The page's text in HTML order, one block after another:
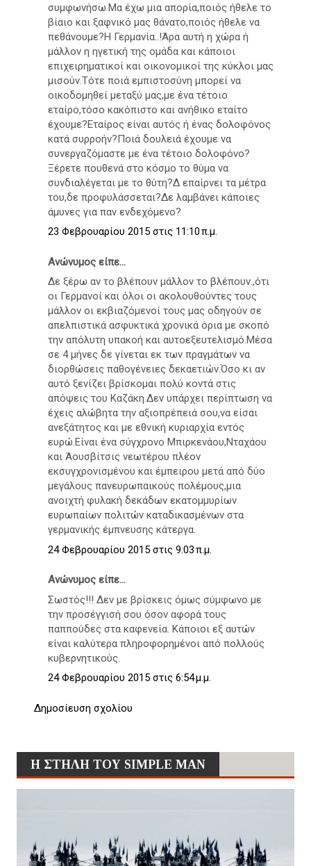
συμφωνήσω.Μα έχω μια απορία,ποιός ήθελε το
βίαιο και ξαφνικό μας θάνατο,ποιός ήθελε να
πεθάνουμε?Η Γερμανία..!Άρα αυτή η χώρα ή
μάλλον η ηγετική της ομάδα και κάποιοι
επιχειρηματικοί και οικονομικοί της κύκλοι μας
μισούν.Τότε ποιά εμπιστοσύνη μπορεί να
οικοδομηθεί μεταξύ μας,με ένα τέτοιο
εταίρο,τόσο κακόπιστο και ανήθικο εταίτο
έχουμε?Εταίρος είναι αυτός ή ένας δολοφόνος
κατά συρροήν?Ποιά δουλειά έχουμε να
συνεργαζόμαστε με ένα τέτοιο δολοφόνο?
Ξέρετε πουθενά στο κόσμο το θύμα να
συνδιαλέγεται με το θύτη?Δ επαίρνει τα μέτρα
του,δε προφυλάσσεται?Δε λαμβάνει κάποιες
άμυνες για παν ενδεχόμενο?
23 Φεβρουαρίου 2015 στις 11:10 π.μ.
Ανώνυμος είπε...
Δε ξέρω αν το βλέπουν μάλλον το βλέπουν.,ότι
οι Γερμανοί και όλοι οι ακολουθούντες τους
μάλλον οι εκβιαζόμενοί τους μας οδηγούν σε
απελπιστικά ασφυκτικά χρονικά όρια με σκοπό
την απόλυτη υπακοή και αυτοεξευτελισμό.Μέσα
σε 4 μήνες δε γίνεται εκ των πραγμάτων να
διορθώσεις παθογένειες δεκαετιών.Όσο κι αν
αυτό ξενίζει βρίσκομαι πολύ κοντά στις
απόψεις του Καζάκη.Δεν υπάρχει περίπτωση να
έχεις αλώβητα την αξιοπρέπειά σου,να είσαι
ανεξάτητος και με εθνική κυριαρχία εντός
ευρώ.Είναι ένα σύγχρονο Μπιρκενάου,Νταχάου
και Άουσβίτσις νεωτέρου πλέον
εκσυγχρονισμένου και έμπειρου μετά από δύο
μεγάλους πανευρωπαικούς πολέμους,μια
ανοιχτή φυλακή δεκάδων εκατομμυρίων
ευρωπαίων πολιτών καταδικασμένων στα
γερμανικής έμπνευσης κάτεργα.
24 Φεβρουαρίου 2015 στις 9:03 π.μ.
Ανώνυμος είπε...
Σωστός!!! Δεν με βρίσκεις όμως σύμφωνο με
την προσέγγισή σου όσον αφορά τους
παππούδες στα καφενεία. Κάποιοι εξ αυτών
είναι καλύτερα πληροφορημένοι από πολλούς
κυβερνητικούς.
24 Φεβρουαρίου 2015 στις 6:54 μ.μ.
Δημοσίευση σχολίου
Η ΣΤΗΛΗ ΤΟΥ SIMPLE MAN